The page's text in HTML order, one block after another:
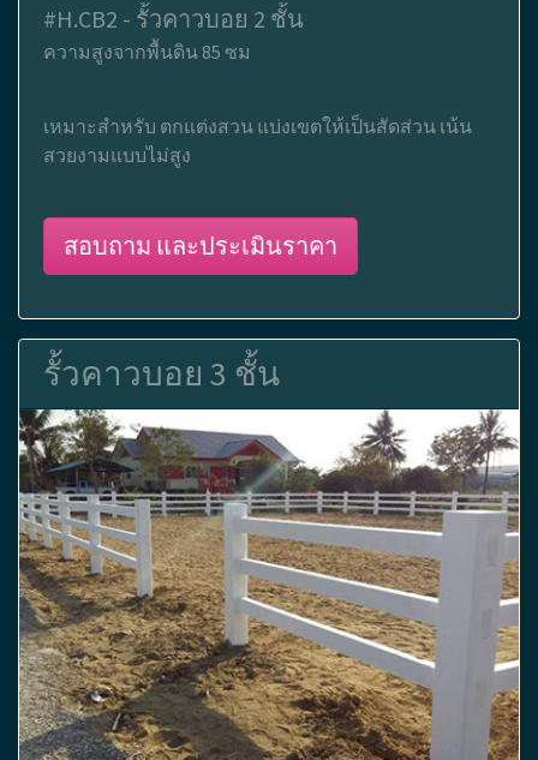
#H.CB2 - รั้วคาวบอย 2 ชั้น
ความสูงจากพื้นดิน 85 ซม
เหมาะสำหรับ ตกแต่งสวน แบ่งเขตให้เป็นสัดส่วน เน้น
สวยงามแบบไม่สูง
สอบถาม และประเมินราคา
รั้วคาวบอย 3 ชั้น